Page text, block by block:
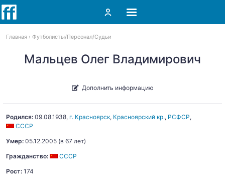
Главная Футболисты Персонал Судьи
Мальцев Олег Владимирович
Дополнить информацию
Родился: 09.08.1938, г. Красноярск, Красноярский кр., РСФСР,
СССР
Умер: 05.12.2005 (в 67 лет)
Гражданство:
СССР
Рост: 174